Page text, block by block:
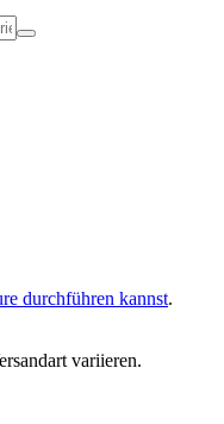
durchführen kannst.
variieren.